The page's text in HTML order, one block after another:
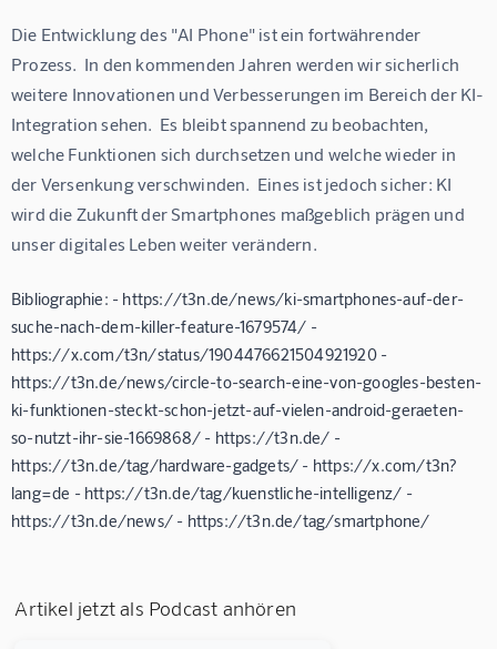
Die Entwicklung des "AI Phone" ist ein fortwährender
Prozess.  In den kommenden Jahren werden wir sicherlich
weitere Innovationen und Verbesserungen im Bereich der KI-
Integration sehen.  Es bleibt spannend zu beobachten,
welche Funktionen sich durchsetzen und welche wieder in
der Versenkung verschwinden.  Eines ist jedoch sicher: KI
wird die Zukunft der Smartphones maßgeblich prägen und
unser digitales Leben weiter verändern.
Bibliographie: - https://t3n.de/news/ki-smartphones-auf-der-
suche-nach-dem-killer-feature-1679574/ -
https://x.com/t3n/status/1904476621504921920 -
https://t3n.de/news/circle-to-search-eine-von-googles-besten-
ki-funktionen-steckt-schon-jetzt-auf-vielen-android-geraeten-
so-nutzt-ihr-sie-1669868/ - https://t3n.de/ -
https://t3n.de/tag/hardware-gadgets/ - https://x.com/t3n?
lang=de - https://t3n.de/tag/kuenstliche-intelligenz/ -
https://t3n.de/news/ - https://t3n.de/tag/smartphone/
Artikel jetzt als Podcast anhören